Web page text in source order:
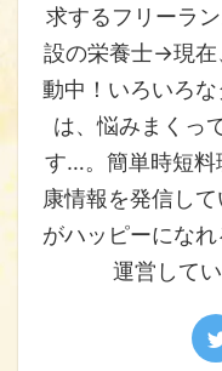
求するフリーラ
設の栄養士→現在
動中！いろいろ
は、悩みまくっ
す…。簡単時短料
康情報を発信し
がハッピーにな
運営し